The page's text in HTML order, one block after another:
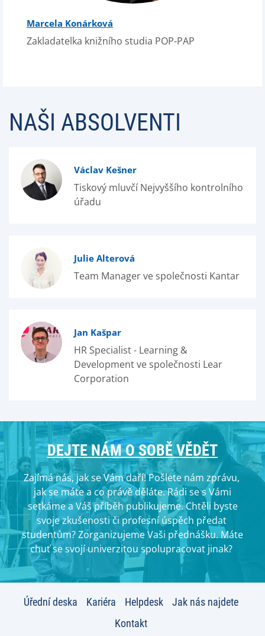
Marcela Konárková
Zakladatelka knižního studia POP-PAP
NAŠI ABSOLVENTI
Václav Kešner
Tiskový mluvčí Nejvyššího kontrolního
úřadu
Julie Alterová
Team Manager ve společnosti Kantar
Jan Kašpar
HR Specialist - Learning &
Development ve společnosti Lear
Corporation
DEJTE NÁM O SOBĚ VĚDĚT
Zajímá nás, jak se Vám daří! Pošlete nám zprávu,
jak se máte a co právě děláte. Rádi se s Vámi
setkáme a Váš příběh publikujeme. Chtěli byste
svoje zkušenosti či profesní úspěch předat
studentům? Zorganizujeme Vaši přednášku. Máte
chuť se svojí univerzitou spolupracovat jinak?
Úřední deska Kariéra Helpdesk
Jak nás najdete
Kontakt